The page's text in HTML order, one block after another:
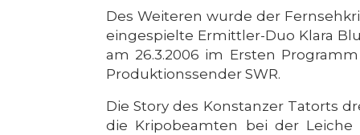
Des Weiteren wurde der
eingespielte Ermittler-Duo Klara
am 26.3.2006 im Ersten
Produktionssender SWR.
Die Story des Konstanzer Tatorts
die Kripobeamten bei der